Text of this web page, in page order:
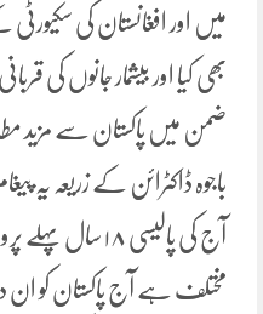
میں اور افغانستان کی
بھی کیا اور بیشمار جانوں کی
ضمن میں پاکستان سے
باجوہ ڈاکٹرائن کے زریعہ یہ
آج کی پالیسی ۱۸
مختلف ہے آج پاکستان کو ان